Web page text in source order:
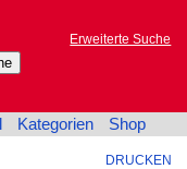
Erweiterte Suche
Kategorien Shop
DRUCKEN